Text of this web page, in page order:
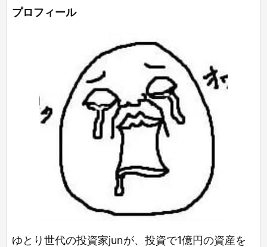
プロフィール
ゆとり世代の投資家junが、投資で1億円の資産を